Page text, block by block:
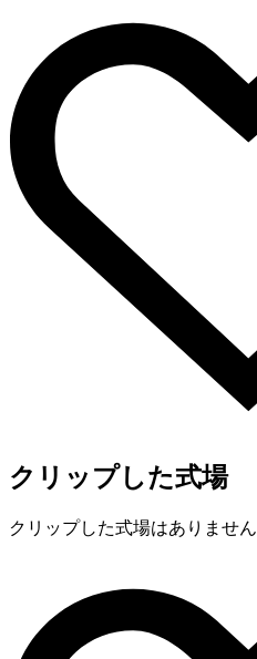
クリップした式場
クリップした式場はありません